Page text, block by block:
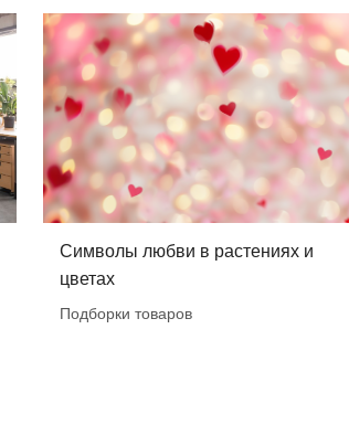
Символы любви в растениях и
цветах
Подборки товаров